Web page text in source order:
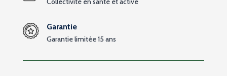
Garantie
Garantie limitée 15 ans